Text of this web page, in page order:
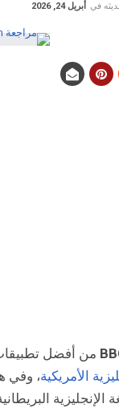
في أبريل 24, 2026
من أفضل تطبيقات
الأمريكية، وفي